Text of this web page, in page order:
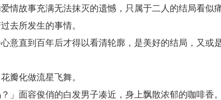
情故事充满无法抹灭的遗憾，只属于二人的结局看似
去所发生的事情。
意直到百年后才得以看清轮廓，是美好的结局，又或
瓣化做流星飞舞。
」面容俊俏的白发男子凑近，身上飘散浓郁的咖啡香